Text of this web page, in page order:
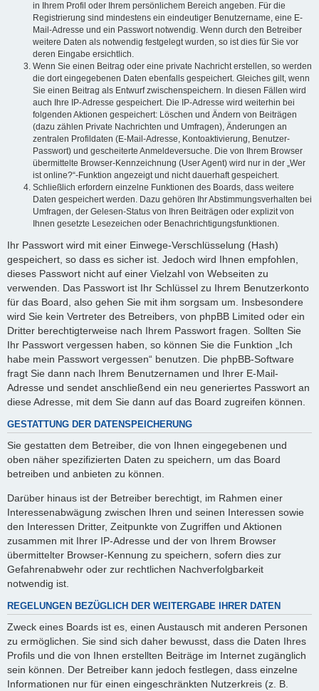
in Ihrem Profil oder Ihrem persönlichem Bereich angeben. Für die
Registrierung sind mindestens ein eindeutiger Benutzername, eine E-
Mail-Adresse und ein Passwort notwendig. Wenn durch den Betreiber
weitere Daten als notwendig festgelegt wurden, so ist dies für Sie vor
deren Eingabe ersichtlich.
Wenn Sie einen Beitrag oder eine private Nachricht erstellen, so werden
die dort eingegebenen Daten ebenfalls gespeichert. Gleiches gilt, wenn
Sie einen Beitrag als Entwurf zwischenspeichern. In diesen Fällen wird
auch Ihre IP-Adresse gespeichert. Die IP-Adresse wird weiterhin bei
folgenden Aktionen gespeichert: Löschen und Ändern von Beiträgen
(dazu zählen Private Nachrichten und Umfragen), Änderungen an
zentralen Profildaten (E-Mail-Adresse, Kontoaktivierung, Benutzer-
Passwort) und gescheiterte Anmeldeversuche. Die von Ihrem Browser
übermittelte Browser-Kennzeichnung (User Agent) wird nur in der „Wer
ist online?“-Funktion angezeigt und nicht dauerhaft gespeichert.
Schließlich erfordern einzelne Funktionen des Boards, dass weitere
Daten gespeichert werden. Dazu gehören Ihr Abstimmungsverhalten bei
Umfragen, der Gelesen-Status von Ihren Beiträgen oder explizit von
Ihnen gesetzte Lesezeichen oder Benachrichtigungsfunktionen.
Ihr Passwort wird mit einer Einwege-Verschlüsselung (Hash)
gespeichert, so dass es sicher ist. Jedoch wird Ihnen empfohlen,
dieses Passwort nicht auf einer Vielzahl von Webseiten zu
verwenden. Das Passwort ist Ihr Schlüssel zu Ihrem Benutzerkonto
für das Board, also gehen Sie mit ihm sorgsam um. Insbesondere
wird Sie kein Vertreter des Betreibers, von phpBB Limited oder ein
Dritter berechtigterweise nach Ihrem Passwort fragen. Sollten Sie
Ihr Passwort vergessen haben, so können Sie die Funktion „Ich
habe mein Passwort vergessen“ benutzen. Die phpBB-Software
fragt Sie dann nach Ihrem Benutzernamen und Ihrer E-Mail-
Adresse und sendet anschließend ein neu generiertes Passwort an
diese Adresse, mit dem Sie dann auf das Board zugreifen können.
GESTATTUNG DER DATENSPEICHERUNG
Sie gestatten dem Betreiber, die von Ihnen eingegebenen und
oben näher spezifizierten Daten zu speichern, um das Board
betreiben und anbieten zu können.
Darüber hinaus ist der Betreiber berechtigt, im Rahmen einer
Interessenabwägung zwischen Ihren und seinen Interessen sowie
den Interessen Dritter, Zeitpunkte von Zugriffen und Aktionen
zusammen mit Ihrer IP-Adresse und der von Ihrem Browser
übermittelter Browser-Kennung zu speichern, sofern dies zur
Gefahrenabwehr oder zur rechtlichen Nachverfolgbarkeit
notwendig ist.
REGELUNGEN BEZÜGLICH DER WEITERGABE IHRER DATEN
Zweck eines Boards ist es, einen Austausch mit anderen Personen
zu ermöglichen. Sie sind sich daher bewusst, dass die Daten Ihres
Profils und die von Ihnen erstellten Beiträge im Internet zugänglich
sein können. Der Betreiber kann jedoch festlegen, dass einzelne
Informationen nur für einen eingeschränkten Nutzerkreis (z. B.